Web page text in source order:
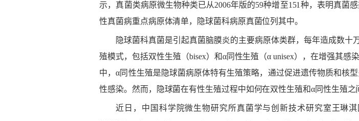
示，真菌类病原微生物种类已从2006年版的59种增至151 种，表明真菌
性真菌病重点病原体清单，隐球菌科病原真菌位列其中。
隐球菌科真菌是引起真菌脑膜炎的主要病原体类群，每年造成数十
殖模式，包括双性生殖（bisex）和α同性生殖（α unisex），在增强其感
中，α同性生殖是隐球菌病原体特有生殖策略，通过促进遗传物质和核
性感染。然而，隐球菌在有性生殖过程中如何在双性生殖和α同性生殖之
近日，中国科学院微生物研究所真菌学与创新技术研究室王琳